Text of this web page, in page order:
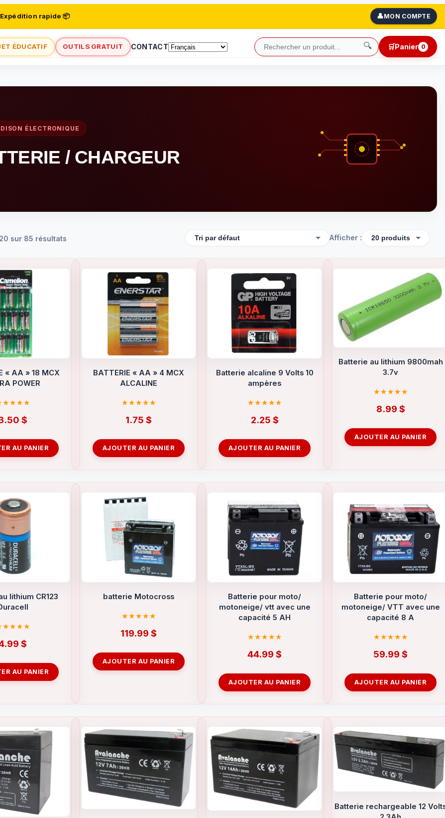
rapide 📦 👤MON COMPTE
ÉDUCATIF OUTILS GRATUIT CONTACT 🔍 🛒Panier 0
ÉLECTRONIQUE
/ CHARGEUR
Afficher :
sur 85 résultats
« AA » 18 MCX
POWER
$
AU PANIER
BATTERIE « AA » 4 MCX
ALCALINE
1.75 $
AJOUTER AU PANIER
Batterie alcaline 9 Volts 10
ampères
2.25 $
AJOUTER AU PANIER
Batterie au lithium 9800mah
3.7v
8.99 $
AJOUTER AU PANIER
lithium CR123
$
AU PANIER
batterie Motocross
119.99 $
AJOUTER AU PANIER
Batterie pour moto/
motoneige/ vtt avec une
capacité 5 AH
44.99 $
AJOUTER AU PANIER
Batterie pour moto/
motoneige/ VTT avec une
capacité 8 A
59.99 $
AJOUTER AU PANIER
Batterie rechargeable 12